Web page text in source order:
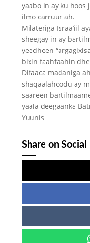
yaabo in ay ku hoos
ilmo carruur ah.
Milateriga Israa’iil
sheegay in ay
yeedheen
bixin faahfaahin
Difaaca madaniga
shaqaalahoodu ay
saareen
yaala deegaanka
Yuunis.
Share on Social